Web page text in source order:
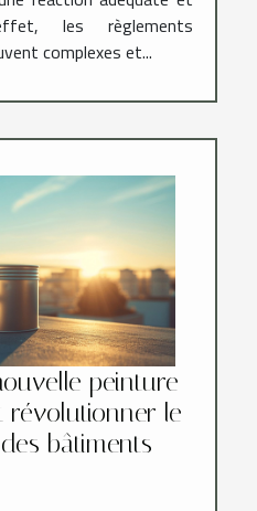
les règlements
complexes et...
peinture
révolutionner le
bâtiments